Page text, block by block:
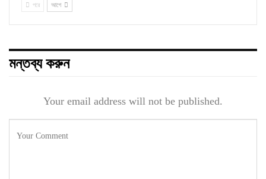
পরে আগে
মন্তব্য করুন
Your email address will not be published.